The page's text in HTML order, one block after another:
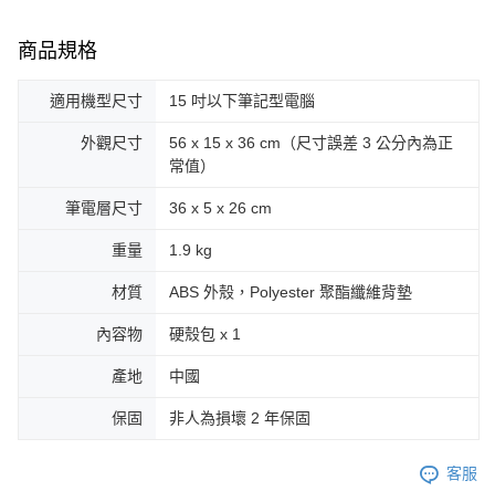
商品規格
適用機型尺寸 15 吋以下筆記型電腦
外觀尺寸
56 x 15 x 36 cm（尺寸誤差 3 公分內為正
常值）
筆電層尺寸 36 x 5 x 26 cm
重量 1.9 kg
材質 ABS 外殼，Polyester 聚酯纖維背墊
內容物 硬殼包 x 1
產地 中國
保固 非人為損壞 2 年保固
客服